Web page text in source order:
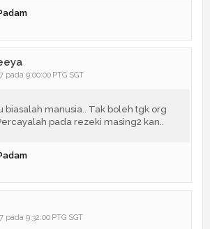
pada 9:00:00 PTG SGT
biasalah manusia.. Tak boleh tgk org
pada rezeki masing2 kan..
pada 9:32:00 PTG SGT